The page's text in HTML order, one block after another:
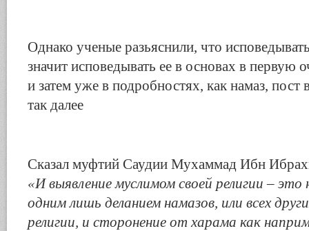
Однако ученые разьяснили, что
значит исповедывать ее в основах в первую
и затем уже в подробностях, как намаз, пост
так далее
Сказал муфтий Саудии Мухаммад Ибн
«И выявление муслимом своей религии – это
одним лишь деланием намазов, или всех
религии, и сторонение от харама как